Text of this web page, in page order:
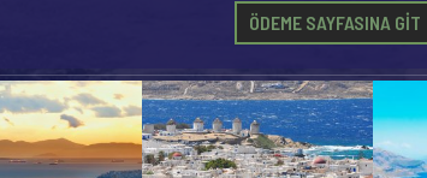
ÖDEME SAYFASINA GİT